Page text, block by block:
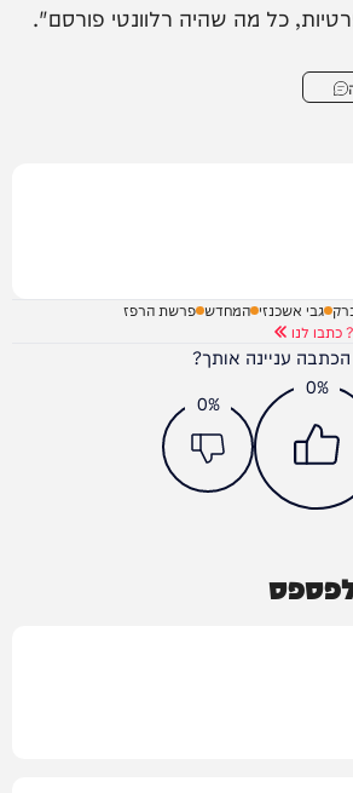
כל מה שהיה רלוונטי פורסם".
גבי אשכנזי המחדש פרשת הרפז
לנו
הכתבה עניינה אותך?
0%
0%